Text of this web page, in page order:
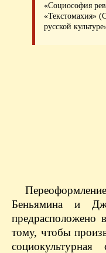
«Социософия
«Текстомахия»
русской
Беньямина и
предрасположено
тому, чтобы